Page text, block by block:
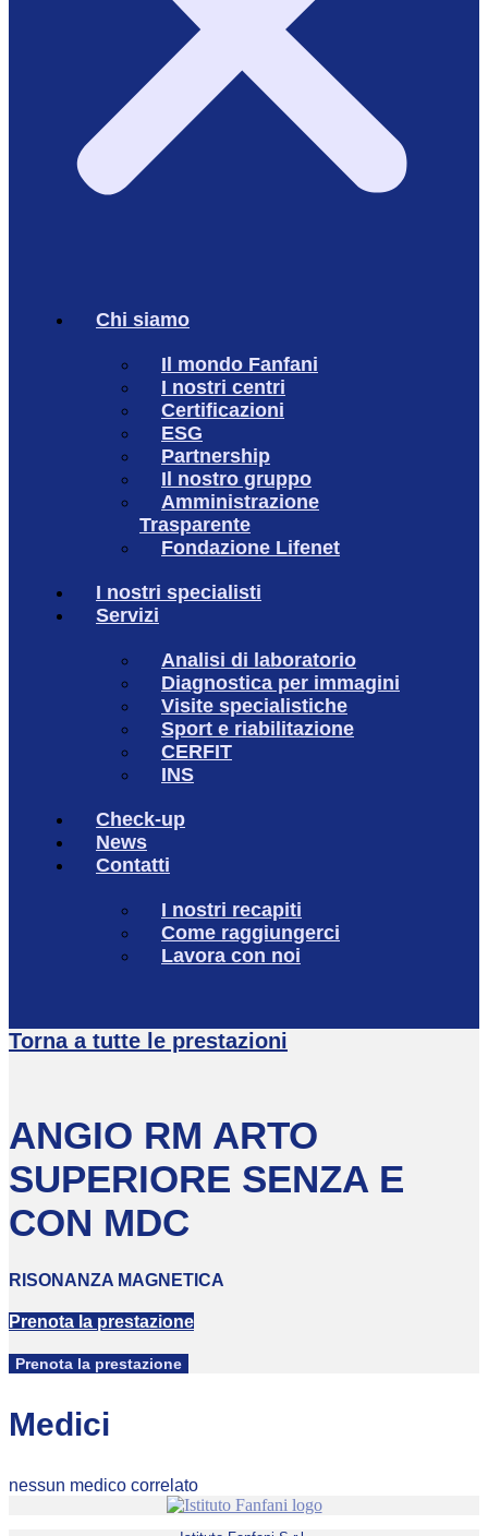
Chi siamo
Il mondo Fanfani
I nostri centri
Certificazioni
ESG
Partnership
Il nostro gruppo
Amministrazione
Trasparente
Fondazione Lifenet
I nostri specialisti
Servizi
Analisi di laboratorio
Diagnostica per immagini
Visite specialistiche
Sport e riabilitazione
CERFIT
INS
Check-up
News
Contatti
I nostri recapiti
Come raggiungerci
Lavora con noi
Torna a tutte le prestazioni
ANGIO RM ARTO
SUPERIORE SENZA E
CON MDC
RISONANZA MAGNETICA
Prenota la prestazione
Prenota la prestazione
Medici
nessun medico correlato